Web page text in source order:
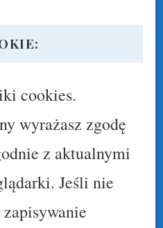
cookies.
wyrażasz zgodę
z aktualnymi
Jeśli nie